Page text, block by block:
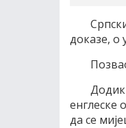
доказе, о
Додик
енглеске
да се